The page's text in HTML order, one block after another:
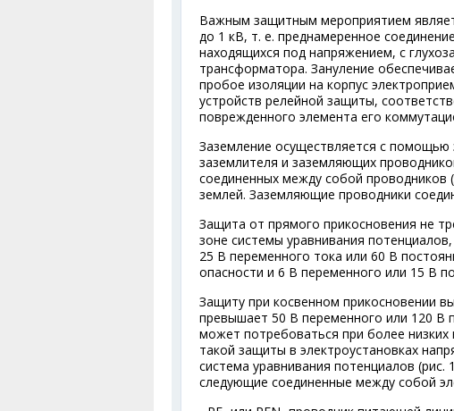
Важным защитным мероприятием
до 1 кВ, т. е. преднамеренное
находящихся под напряжением, с
трансформатора. Зануление
пробое изоляции на корпус
устройств релейной защиты,
поврежденного элемента его
Заземление осуществляется с
заземлителя и заземляющих
соединенных между собой проводников
землей. Заземляющие проводники
Защита от прямого прикосновения не
зоне системы уравнивания
25 В переменного тока или 60 В
опасности и 6 В переменного или 15 В
Защиту при косвенном прикосновении
превышает 50 В переменного или 120 В
может потребоваться при более
такой защиты в электроустановках
система уравнивания потенциалов
следующие соединенные между собой